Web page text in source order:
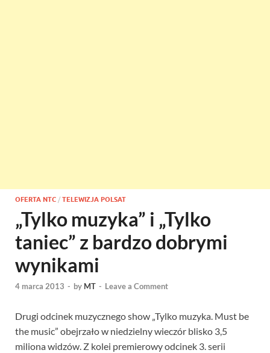
OFERTA NTC / TELEWIZJA POLSAT
„Tylko muzyka” i „Tylko
taniec” z bardzo dobrymi
wynikami
4 marca 2013 - by MT - Leave a Comment
Drugi odcinek muzycznego show „Tylko muzyka. Must be
the music” obejrzało w niedzielny wieczór blisko 3,5
miliona widzów. Z kolei premierowy odcinek 3. serii